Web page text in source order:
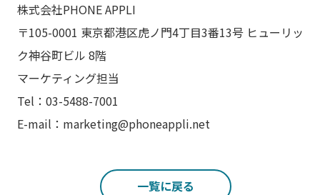
株式会社PHONE APPLI
〒105-0001 東京都港区虎ノ門4丁目3番13号 ヒューリッ
ク神谷町ビル 8階
マーケティング担当
Tel：03-5488-7001
E-mail：marketing@phoneappli.net
一覧に戻る